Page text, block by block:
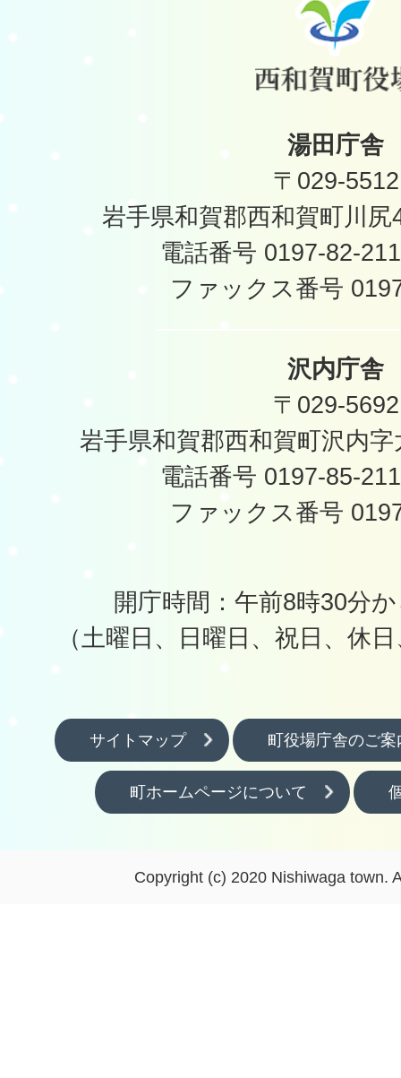
湯田庁舎
〒029-5512
岩手県和賀郡西和賀町川
電話番号 0197-82-
ファックス番号
沢内庁舎
〒029-5692
岩手県和賀郡西和賀町沢内
電話番号 0197-85-
ファックス番号
開庁時間：午前8時30分
（土曜日、日曜日、祝日、休
サイトマップ 町役場庁舎のご案
町ホームページについて
Copyright (c) 2020 Nishiwaga town.